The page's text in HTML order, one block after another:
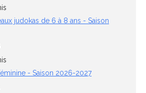
judokas de 6 à 8 ans - Saison
- Saison 2026-2027